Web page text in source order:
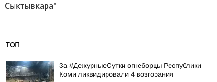
Сыктывкара"
ТОП
За #ДежурныеСутки огнеборцы Республики
Коми ликвидировали 4 возгорания